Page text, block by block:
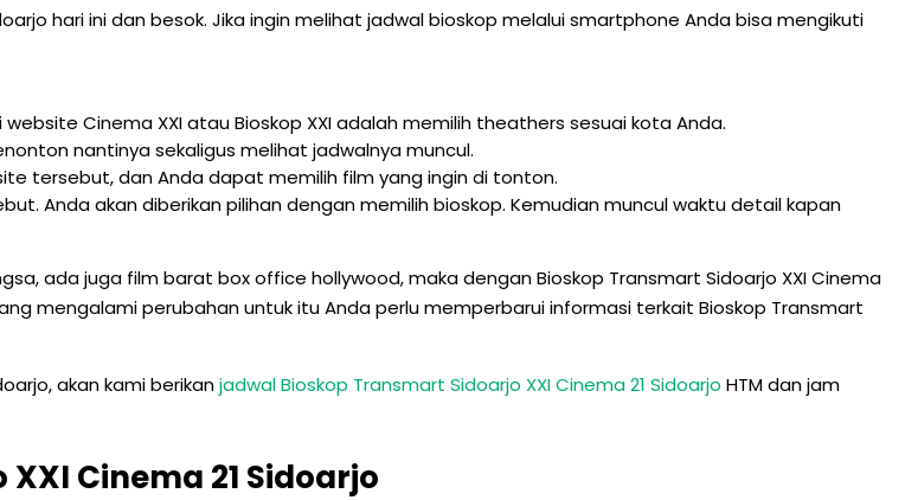
hari ini dan besok. Jika ingin melihat jadwal bioskop melalui smartphone Anda bisa mengikuti
Cinema XXI atau Bioskop XXI adalah memilih theathers sesuai kota Anda.
nantinya sekaligus melihat jadwalnya muncul.
tersebut, dan Anda dapat memilih film yang ingin di tonton.
Anda akan diberikan pilihan dengan memilih bioskop. Kemudian muncul waktu detail kapan
ada juga film barat box office hollywood, maka dengan Bioskop Transmart Sidoarjo XXI Cinema
mengalami perubahan untuk itu Anda perlu memperbarui informasi terkait Bioskop Transmart
akan kami berikanjadwal Bioskop Transmart Sidoarjo XXI Cinema 21 Sidoarjo HTM dan jam
Cinema 21 Sidoarjo